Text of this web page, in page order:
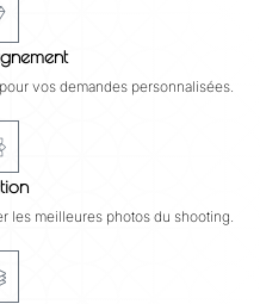
vos demandes personnalisées.
les meilleures photos du shooting.